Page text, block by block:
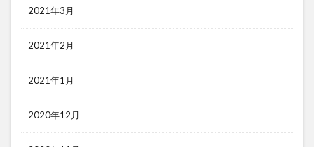
2021年3月
2021年2月
2021年1月
2020年12月